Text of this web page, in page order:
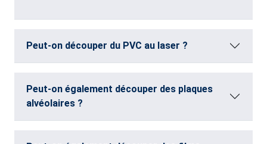
Peut-on découper du PVC au laser ?
Peut-on également découper des plaques
alvéolaires ?